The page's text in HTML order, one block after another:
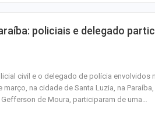
policiais e delegado
civil e o delegado de polícia envolvidos
março, na cidade de Santa Luzia, na
de Moura, participaram de uma…de